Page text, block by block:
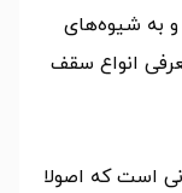
و به شیوه‌های
انواع سقف
است که اصولا